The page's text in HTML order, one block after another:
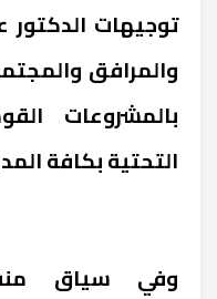
توجيهات الدكتور
والمرافق
بالمشروعات
التحتية بكافة
وفي سياق